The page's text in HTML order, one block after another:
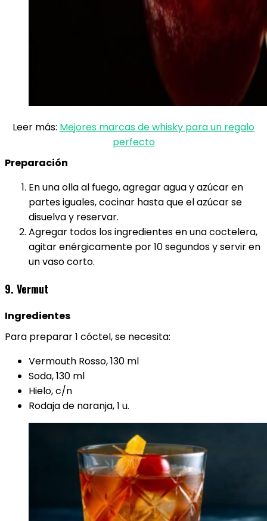
Leer más: Mejores marcas de whisky para un regalo
perfecto
Preparación
En una olla al fuego, agregar agua y azúcar en
partes ­iguales, cocinar hasta que el azúcar se
disuelva y reservar.
Agregar todos los ingredientes en una coctelera,
agitar enérgicamente por 10 segundos y servir en
un vaso corto.
9. Vermut
Ingredientes
Para preparar 1 cóctel, se necesita:
Vermouth Rosso, 130 ml
Soda, 130 ml
Hielo, c/n
Rodaja de naranja, 1 u.